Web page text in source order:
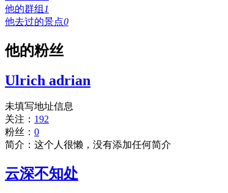
他的群组 1
他去过的景点0
他的粉丝
Ulrich adrian
未填写地址信息
关注： 192
粉丝： 0
简介：这个人很懒，没有添加任何简介
云深不知处